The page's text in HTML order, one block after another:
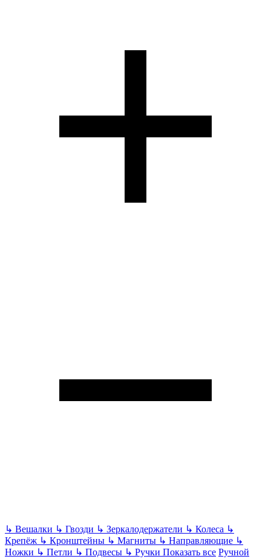
↳ Вешалки ↳ Гвозди ↳ Зеркалодержатели ↳ Колеса ↳
Крепёж ↳ Кронштейны ↳ Магниты ↳ Направляющие ↳
Ножки ↳ Петли ↳ Подвесы ↳ Ручки Показать все Ручной